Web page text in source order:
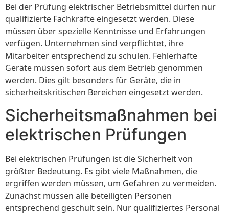
Bei der Prüfung elektrischer Betriebsmittel dürfen nur
qualifizierte Fachkräfte eingesetzt werden. Diese
müssen über spezielle Kenntnisse und Erfahrungen
verfügen. Unternehmen sind verpflichtet, ihre
Mitarbeiter entsprechend zu schulen. Fehlerhafte
Geräte müssen sofort aus dem Betrieb genommen
werden. Dies gilt besonders für Geräte, die in
sicherheitskritischen Bereichen eingesetzt werden.
Sicherheitsmaßnahmen bei
elektrischen Prüfungen
Bei elektrischen Prüfungen ist die Sicherheit von
größter Bedeutung. Es gibt viele Maßnahmen, die
ergriffen werden müssen, um Gefahren zu vermeiden.
Zunächst müssen alle beteiligten Personen
entsprechend geschult sein. Nur qualifiziertes Personal